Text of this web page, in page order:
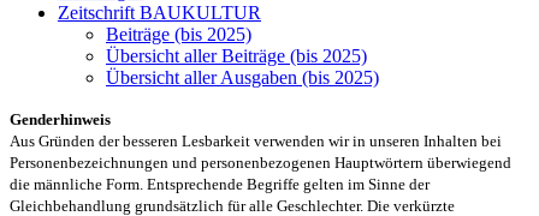
Zeitschrift BAUKULTUR
Beiträge (bis 2025)
Übersicht aller Beiträge (bis 2025)
Übersicht aller Ausgaben (bis 2025)
Genderhinweis
Aus Gründen der besseren Lesbarkeit verwenden wir in unseren Inhalten bei
Personenbezeichnungen und personenbezogenen Hauptwörtern überwiegend
die männliche Form. Entsprechende Begriffe gelten im Sinne der
Gleichbehandlung grundsätzlich für alle Geschlechter. Die verkürzte